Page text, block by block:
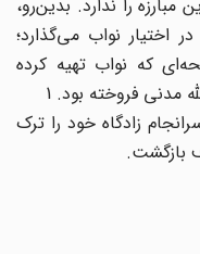
را ندارد. بدین‌رو،
نواب می‌گذارد؛
که نواب تهیه کرده
مدنی فروخته بود. 1
زادگاه خود را ترک